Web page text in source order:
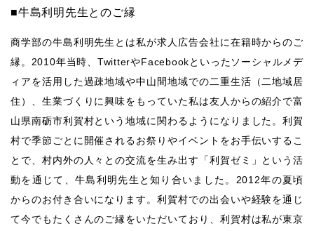
■牛島利明先生とのご縁
商学部の牛島利明先生とは私が求人広告会社に在籍時からのご
縁。2010年当時、TwitterやFacebookといったソーシャルメデ
ィアを活用した過疎地域や中山間地域での二重生活（二地域居
住）、生業づくりに興味をもっていた私は友人からの紹介で富
山県南砺市利賀村という地域に関わるようになりました。利賀
村で季節ごとに開催されるお祭りやイベントをお手伝いするこ
とで、村内外の人々との交流を生み出す「利賀ゼミ」という活
動を通じて、牛島利明先生と知り合いました。 2012年の夏頃
からのお付き合いになります。利賀村での出会いや経験を通じ
て今でもたくさんのご縁をいただいており、利賀村は私が東京